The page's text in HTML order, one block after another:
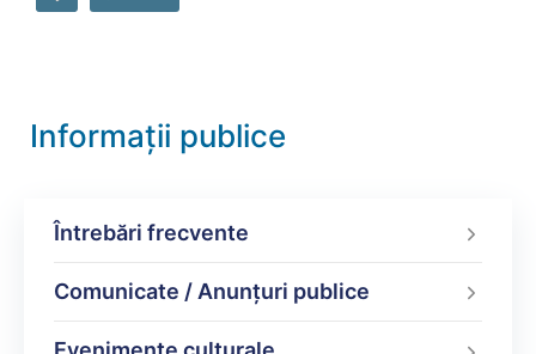
Informații publice
Întrebări frecvente
Comunicate / Anunțuri publice